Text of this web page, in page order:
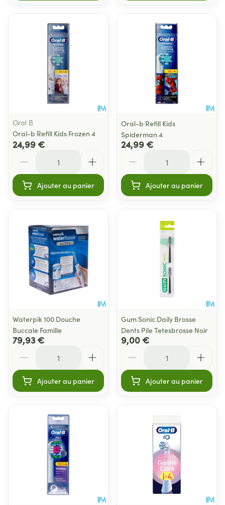
Oral B
Oral-b Refill Kids Frozen 4
24,99 €
Ajouter au panier
Oral-b Refill Kids
Spiderman 4
24,99 €
Ajouter au panier
Waterpik 100 Douche
Buccale Famille
79,93 €
Ajouter au panier
Gum Sonic Daily Brosse
Dents Pile Tetesbrosse Noir
9,00 €
Ajouter au panier